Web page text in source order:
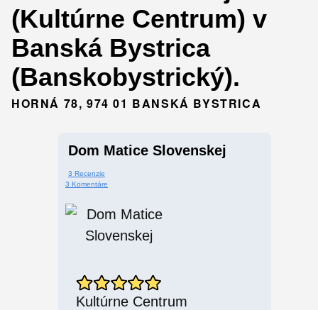
(Kultúrne Centrum) v
Banská Bystrica
(Banskobystrický).
HORNÁ 78, 974 01 BANSKÁ BYSTRICA
Dom Matice Slovenskej
3 Recenzie
3 Komentáre
Kultúrne Centrum